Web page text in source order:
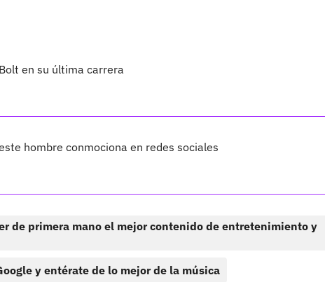
en su última carrera
hombre conmociona en redes sociales
de primera mano el mejor contenido de entretenimiento y
y entérate de lo mejor de la música